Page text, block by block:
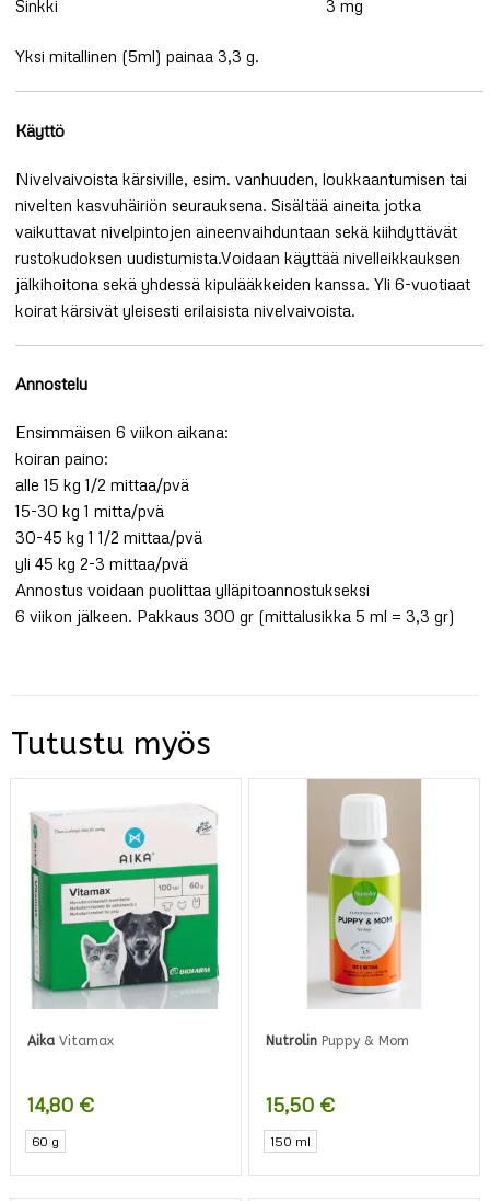
Sinkki 3 mg
Yksi mitallinen (5ml) painaa 3,3 g.
Käyttö
Nivelvaivoista kärsiville, esim. vanhuuden, loukkaantumisen tai
nivelten kasvuhäiriön seurauksena. Sisältää aineita jotka
vaikuttavat nivelpintojen aineenvaihduntaan sekä kiihdyttävät
rustokudoksen uudistumista.Voidaan käyttää nivelleikkauksen
jälkihoitona sekä yhdessä kipulääkkeiden kanssa. Yli 6-vuotiaat
koirat kärsivät yleisesti erilaisista nivelvaivoista.
Annostelu
Ensimmäisen 6 viikon aikana:
koiran paino:
alle 15 kg 1/2 mittaa/pvä
15-30 kg 1 mitta/pvä
30-45 kg 1 1/2 mittaa/pvä
yli 45 kg 2-3 mittaa/pvä
Annostus voidaan puolittaa ylläpitoannostukseksi
6 viikon jälkeen. Pakkaus 300 gr (mittalusikka 5 ml = 3,3 gr)
Tutustu myös
Aika Vitamax
14,80 €
60 g
Nutrolin Puppy & Mom
15,50 €
150 ml